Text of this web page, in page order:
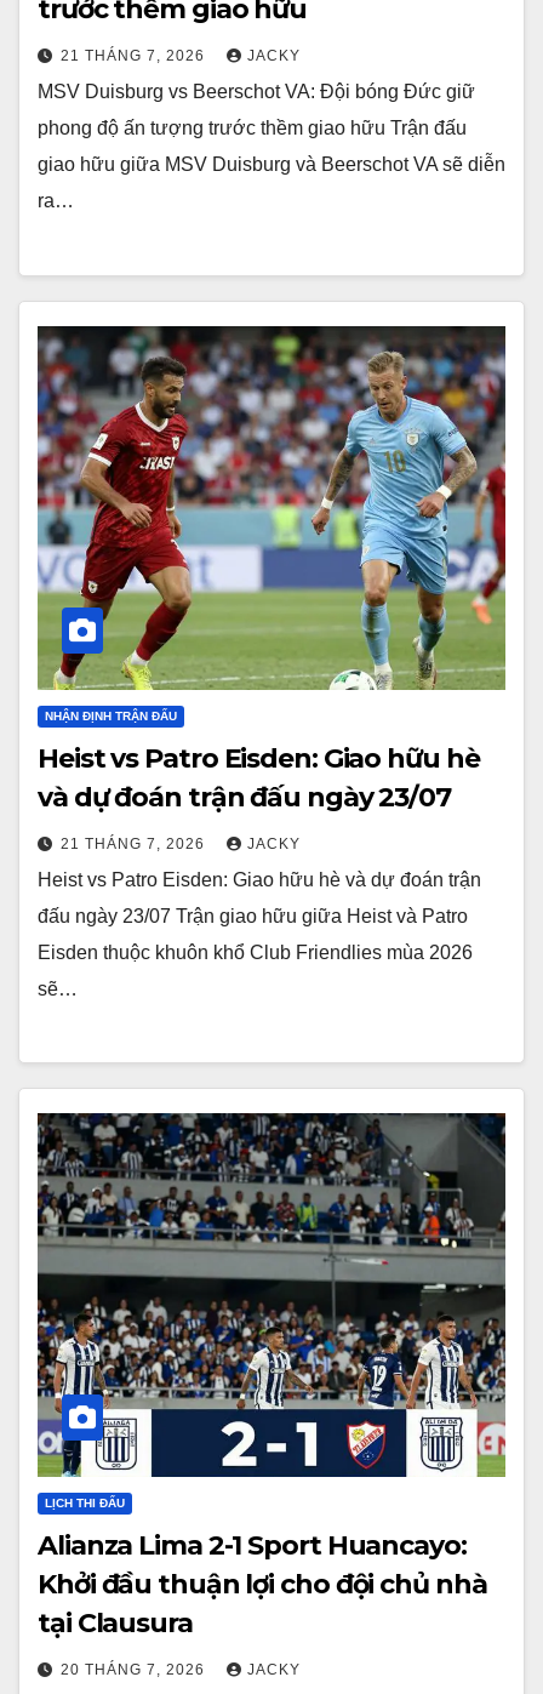
trước thềm giao hữu
21 THÁNG 7, 2026 JACKY
MSV Duisburg vs Beerschot VA: Đội bóng Đức giữ
phong độ ấn tượng trước thềm giao hữu Trận đấu
giao hữu giữa MSV Duisburg và Beerschot VA sẽ diễn
ra…
NHẬN ĐỊNH TRẬN ĐẤU
Heist vs Patro Eisden: Giao hữu hè
và dự đoán trận đấu ngày 23/07
21 THÁNG 7, 2026 JACKY
Heist vs Patro Eisden: Giao hữu hè và dự đoán trận
đấu ngày 23/07 Trận giao hữu giữa Heist và Patro
Eisden thuộc khuôn khổ Club Friendlies mùa 2026
sẽ…
LỊCH THI ĐẤU
Alianza Lima 2-1 Sport Huancayo:
Khởi đầu thuận lợi cho đội chủ nhà
tại Clausura
20 THÁNG 7, 2026 JACKY